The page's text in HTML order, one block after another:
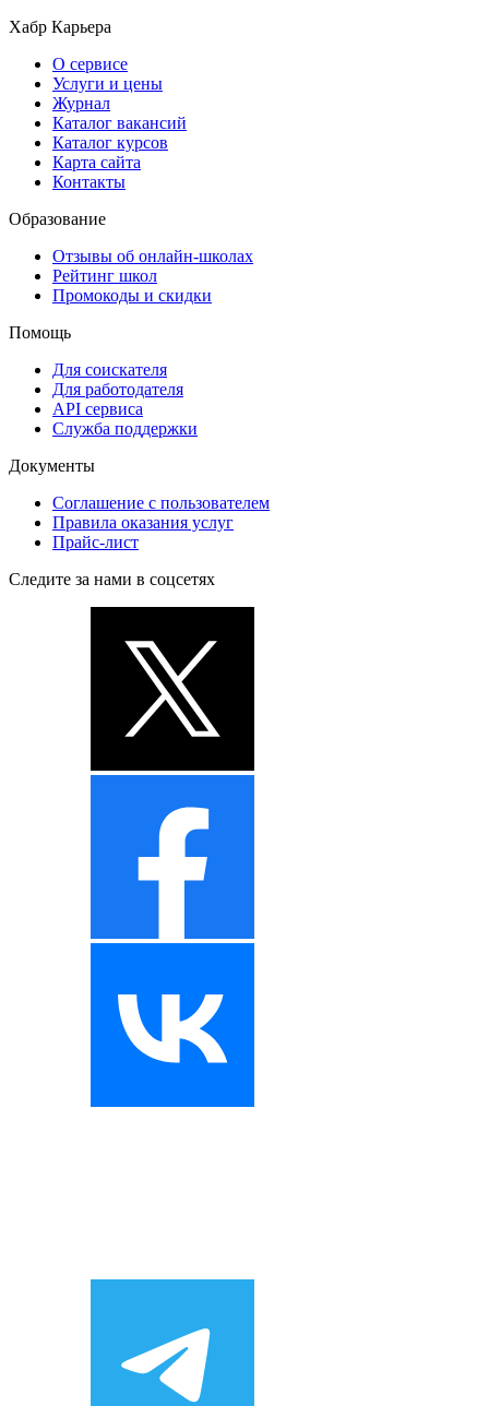
Хабр Карьера
О сервисе
Услуги и цены
Журнал
Каталог вакансий
Каталог курсов
Карта сайта
Контакты
Образование
Отзывы об онлайн-школах
Рейтинг школ
Промокоды и скидки
Помощь
Для соискателя
Для работодателя
API сервиса
Служба поддержки
Документы
Соглашение с пользователем
Правила оказания услуг
Прайс-лист
Следите за нами в соцсетях